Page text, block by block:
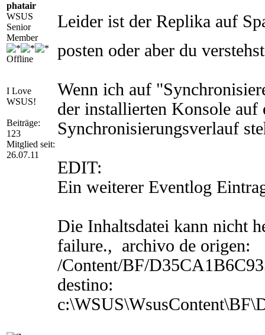
phatair
WSUS
Senior
Member
Offline
I Love
WSUS!
Beiträge:
123
Mitglied seit:
26.07.11
Leider ist der Replika auf
posten oder aber du
Wenn ich auf
der installierten Konsole auf
Synchronisierungsverlauf
EDIT:
Ein weiterer Eventlog
Die Inhaltsdatei kann nicht
failure., archivo de origen:
/Content/BF/
destino: